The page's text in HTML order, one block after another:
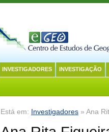
INVESTIGADORES INVESTIGAÇÃO
Está em: Investigadores » Ana